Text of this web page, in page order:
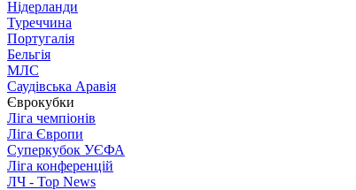
Нідерланди
Туреччина
Португалія
Бельгія
МЛС
Саудівська Аравія
Єврокубки
Ліга чемпіонів
Ліга Європи
Суперкубок УЄФА
Ліга конференцій
ЛЧ - Top News